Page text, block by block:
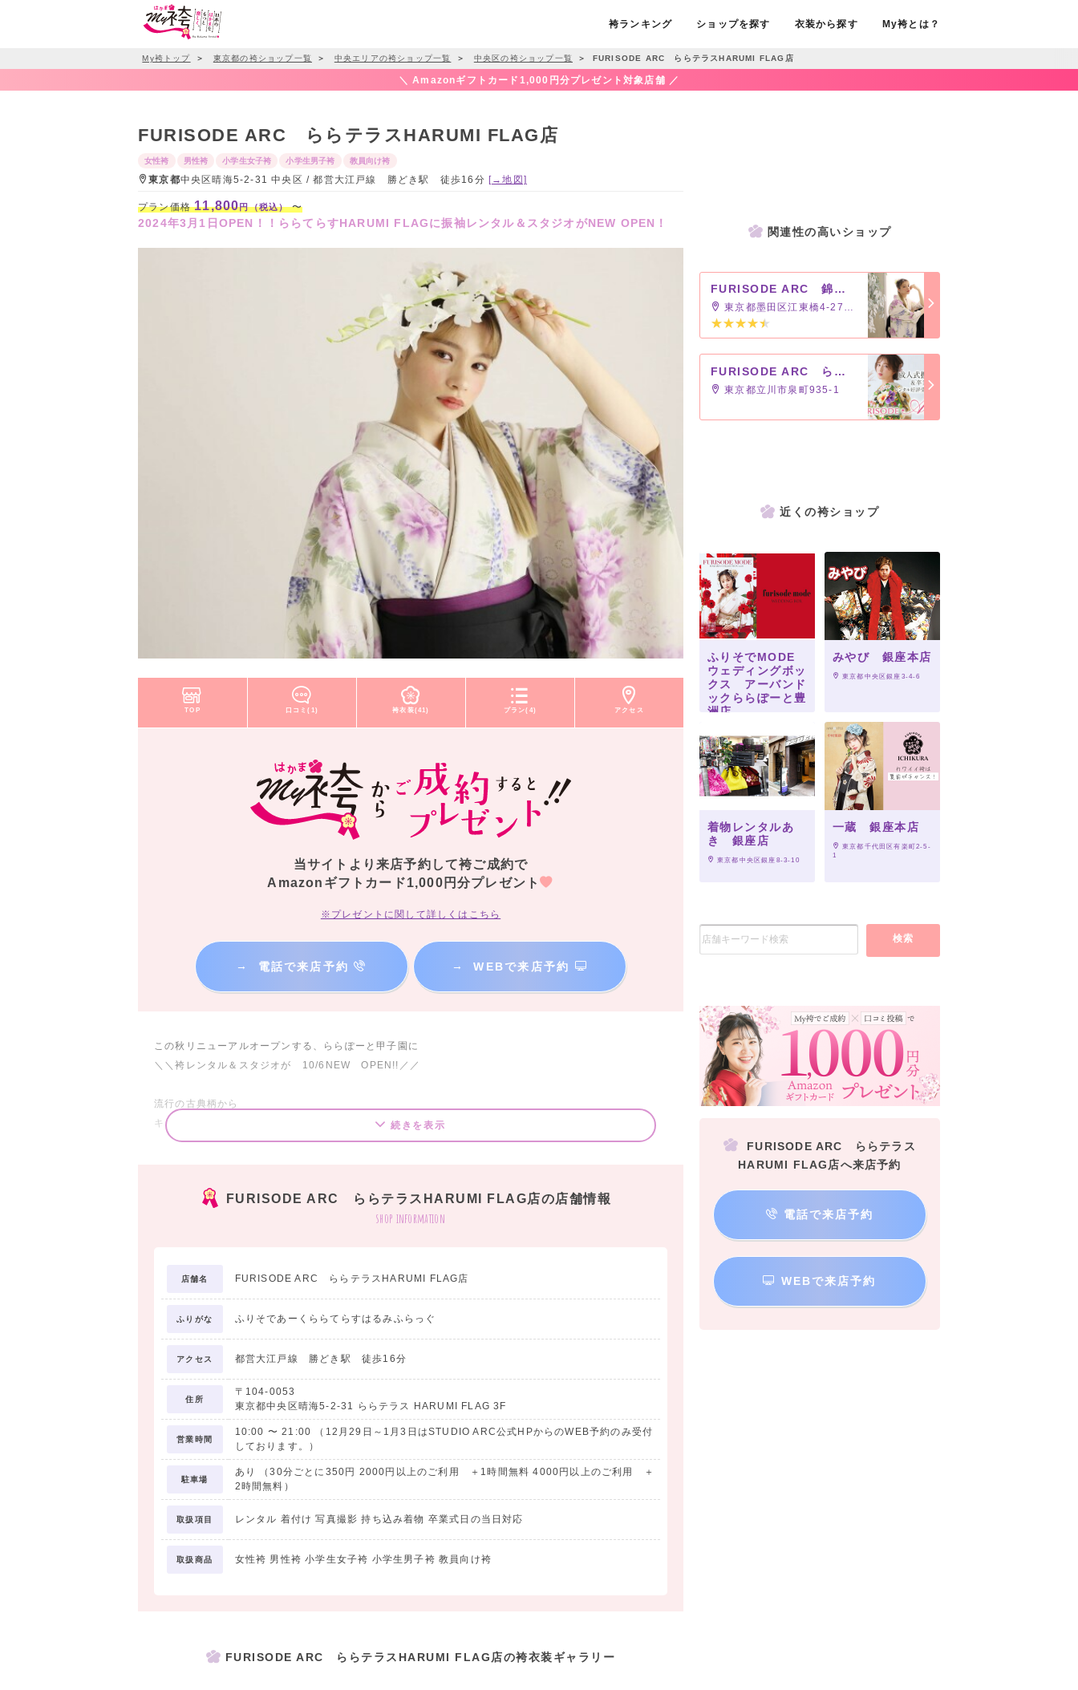
袴ランキング ショップを探す 衣装から探す My袴とは？
My袴トップ ＞ 東京都の袴ショップ一覧 ＞ 中央エリアの袴ショップ一覧 ＞ 中央区の袴ショップ一覧 ＞ FURISODE ARC ららテラスHARUMI FLAG店
＼ Amazonギフトカード1,000円分プレゼント対象店舗 ／
FURISODE ARC ららテラスHARUMI FLAG店
女性袴 男性袴 小学生女子袴 小学生男子袴 教員向け袴
東京都中央区晴海5-2-31 中央区 / 都営大江戸線 勝どき駅 徒歩16分 [→地図]
プラン価格11,800円（税込）〜
2024年3月1日OPEN！！ららてらすHARUMI FLAGに振袖レンタル＆スタジオがNEW OPEN！
TOP 口コミ(1) 袴衣装(41) プラン(4) アクセス
当サイトより来店予約して袴ご成約で
Amazonギフトカード1,000円分プレゼント
※プレゼントに関して詳しくはこちら
→ 電話で来店予約 → WEBで来店予約
この秋リニューアルオープンする、ららぽーと甲子園に
＼＼袴レンタル＆スタジオが 10/6NEW OPEN!!／／
流行の古典柄から
キュートなものまで…
卒業袴フルセットレンタル 15,300円～
全国どこへでもお届けいたします◎
卒業袴レンタル
二尺振袖、袴、襦袢、半襟、
重ね衿、草履、半巾帯、衿芯
腰紐3本、コーリンベルト、伊達締め2本
レンタルの流れ
続きを表示
FURISODE ARC ららテラスHARUMI FLAG店の店舗情報
shop information
店舗名 FURISODE ARC ららテラスHARUMI FLAG店
ふりがな ふりそであーくららてらすはるみふらっぐ
アクセス 都営大江戸線 勝どき駅 徒歩16分
住所
〒104-0053
東京都中央区晴海5-2-31 ららテラス HARUMI FLAG 3F
営業時間
10:00 〜21:00 （12月29日～1月3日はSTUDIO ARC公式HPからのWEB予約のみ受付
しております。）
駐車場
あり （30分ごとに350円 2000円以上のご利用 ＋1時間無料 4000円以上のご利用 ＋
2時間無料）
取扱項目 レンタル 着付け 写真撮影 持ち込み着物 卒業式日の当日対応
取扱商品 女性袴 男性袴 小学生女子袴 小学生男子袴 教員向け袴
FURISODE ARC ららテラスHARUMI FLAG店の袴衣装ギャラリー
関連性の高いショップ
FURISODE ARC 錦糸町ＰＡＲＣＯ店
東京都墨田区江東橋4-27-14
FURISODE ARC ららぽーと立川立飛店
東京都立川市泉町935-1
近くの袴ショップ
ふりそでMODE
ウェディングボッ
クス アーバンド
ックららぽーと豊
洲店
みやび 銀座本店
東京都中央区銀座3-4-6
着物レンタルあ
き 銀座店
東京都中央区銀座8-3-10
一蔵 銀座本店
東京都千代田区有楽町2-5-
1
検索
FURISODE ARC ららテラス
HARUMI FLAG店へ来店予約
電話で来店予約
WEBで来店予約